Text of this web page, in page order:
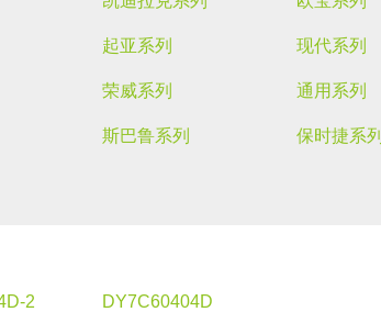
起亚系列 现代系列
荣威系列 通用系列
斯巴鲁系列 保时捷系列
2 DY7C60404D